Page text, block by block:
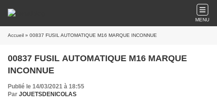
MENU
Accueil » 00837 FUSIL AUTOMATIQUE M16 MARQUE INCONNUE
00837 FUSIL AUTOMATIQUE M16 MARQUE
INCONNUE
Publié le 14/03/2021 à 18:55
Par JOUETSDENICOLAS